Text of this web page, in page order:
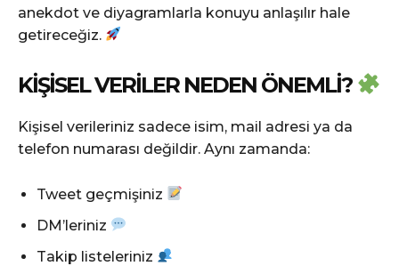
anekdot ve diyagramlarla konuyu anlaşılır hale
getireceğiz.
KIŞISEL VERILER NEDEN ÖNEMLI?
Kişisel verileriniz sadece isim, mail adresi ya da
telefon numarası değildir. Aynı zamanda:
Tweet geçmişiniz
DM’leriniz
Takip listeleriniz